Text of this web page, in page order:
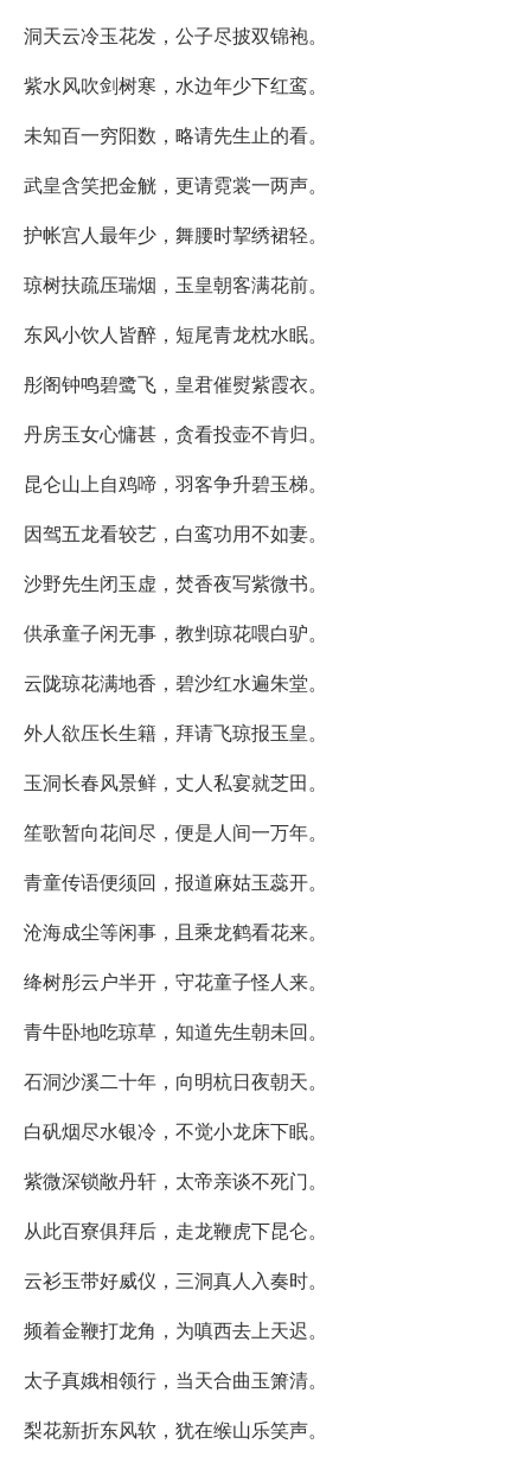
洞天云冷玉花发，公子尽披双锦袍。
紫水风吹剑树寒，水边年少下红鸾。
未知百一穷阳数，略请先生止的看。
武皇含笑把金觥，更请霓裳一两声。
护帐宫人最年少，舞腰时挈绣裙轻。
琼树扶疏压瑞烟，玉皇朝客满花前。
东风小饮人皆醉，短尾青龙枕水眠。
彤阁钟鸣碧鹭飞，皇君催熨紫霞衣。
丹房玉女心慵甚，贪看投壶不肯归。
昆仑山上自鸡啼，羽客争升碧玉梯。
因驾五龙看较艺，白鸾功用不如妻。
沙野先生闭玉虚，焚香夜写紫微书。
供承童子闲无事，教剉琼花喂白驴。
云陇琼花满地香，碧沙红水遍朱堂。
外人欲压长生籍，拜请飞琼报玉皇。
玉洞长春风景鲜，丈人私宴就芝田。
笙歌暂向花间尽，便是人间一万年。
青童传语便须回，报道麻姑玉蕊开。
沧海成尘等闲事，且乘龙鹤看花来。
绛树彤云户半开，守花童子怪人来。
青牛卧地吃琼草，知道先生朝未回。
石洞沙溪二十年，向明杭日夜朝天。
白矾烟尽水银冷，不觉小龙床下眠。
紫微深锁敞丹轩，太帝亲谈不死门。
从此百寮俱拜后，走龙鞭虎下昆仑。
云衫玉带好威仪，三洞真人入奏时。
频着金鞭打龙角，为嗔西去上天迟。
太子真娥相领行，当天合曲玉箫清。
梨花新折东风软，犹在缑山乐笑声。